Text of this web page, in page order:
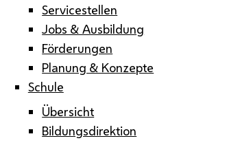
Servicestellen
Jobs & Ausbildung
Förderungen
Planung & Konzepte
Schule
Übersicht
Bildungsdirektion